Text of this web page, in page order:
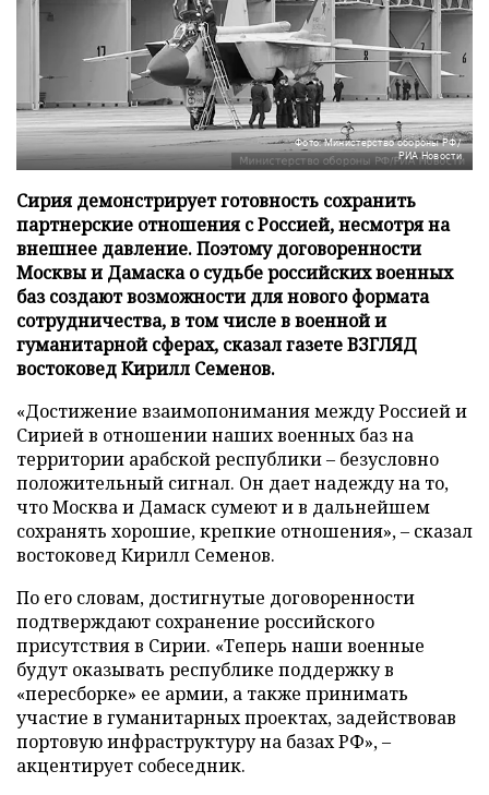
Фото: Министерство обороны РФ/
РИА Новости
Сирия демонстрирует готовность сохранить
партнерские отношения с Россией, несмотря на
внешнее давление. Поэтому договоренности
Москвы и Дамаска о судьбе российских военных
баз создают возможности для нового формата
сотрудничества, в том числе в военной и
гуманитарной сферах, сказал газете ВЗГЛЯД
востоковед Кирилл Семенов.
«Достижение взаимопонимания между Россией и
Сирией в отношении наших военных баз на
территории арабской республики – безусловно
положительный сигнал. Он дает надежду на то,
что Москва и Дамаск сумеют и в дальнейшем
сохранять хорошие, крепкие отношения», – сказал
востоковед Кирилл Семенов.
По его словам, достигнутые договоренности
подтверждают сохранение российского
присутствия в Сирии. «Теперь наши военные
будут оказывать республике поддержку в
«пересборке» ее армии, а также принимать
участие в гуманитарных проектах, задействовав
портовую инфраструктуру на базах РФ», –
акцентирует собеседник.